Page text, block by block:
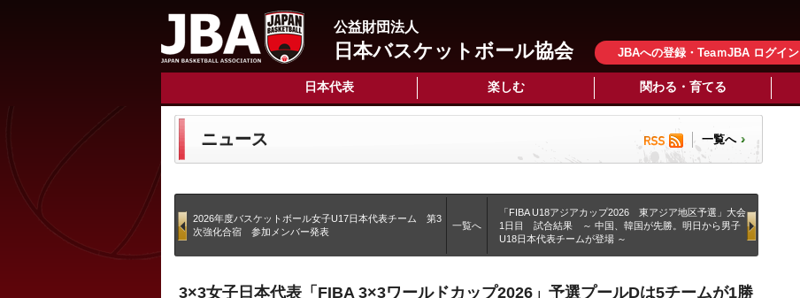
公益財団法人
日本バスケットボール協会 JBAへの登録・TeaｍJBA ログイン
日本代表 楽しむ 関わる・育てる
ニュース 一覧へ
2026年度バスケットボール女子U17日本代表チーム 第3
次強化合宿 参加メンバー発表
一覧へ
「FIBA U18アジアカップ2026 東アジア地区予選」大会
1日目 試合結果 ～ 中国、韓国が先勝。明日から男子
U18日本代表チームが登場 ～
3×3女子日本代表「FIBA 3×3ワールドカップ2026」予選プールDは5チームが1勝